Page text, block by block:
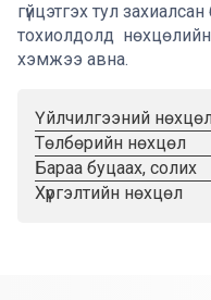
гүйцэтгэх тул захиалсан
тохиолдолд
хэмжээ авна.
Үйлчилгээний
Төлбөрийн нөхцөл
Бараа буцаах, солих
Хүргэлтийн нөхцөл